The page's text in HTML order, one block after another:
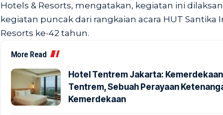
Hotels & Resorts, mengatakan, kegiatan ini
kegiatan puncak dari rangkaian acara HUT Santika
Resorts ke-42 tahun.
More Read
Hotel Tentrem Jakarta:
Tentrem, Sebuah Perayaan
Kemerdekaan